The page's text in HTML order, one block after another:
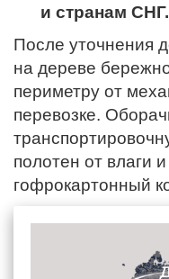
и странам СНГ.
После уточнения
на дереве
периметру от
перевозке.
полотен от влаги
гофрокартонный